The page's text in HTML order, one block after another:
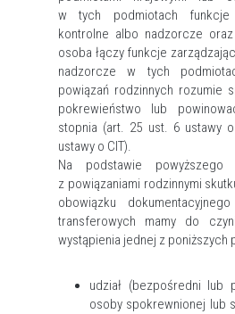
w tych podmiotach funkcje
kontrolne albo nadzorcze
osoba łączy funkcje
nadzorcze w tych
powiązań rodzinnych rozumie
pokrewieństwo lub
stopnia (art. 25 ust. 6 ustawy
ustawy o CIT).
Na podstawie powyższego
z powiązaniami rodzinnymi
obowiązku
transferowych mamy do
wystąpienia jednej z poniższych
udział (bezpośredni lub
osoby spokrewnionej lub